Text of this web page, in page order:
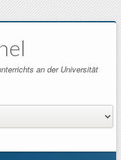
an der Universität